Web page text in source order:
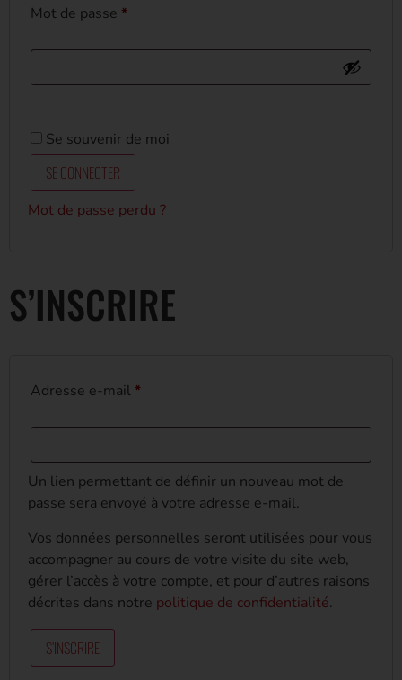
Mot de passe *
Se souvenir de moi
SE CONNECTER
Mot de passe perdu ?
S’INSCRIRE
Adresse e-mail *
Un lien permettant de définir un nouveau mot de
passe sera envoyé à votre adresse e-mail.
Vos données personnelles seront utilisées pour vous
accompagner au cours de votre visite du site web,
gérer l’accès à votre compte, et pour d’autres raisons
décrites dans notre politique de confidentialité.
S’INSCRIRE